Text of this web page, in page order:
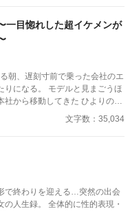
目惚れした超イケメンが
朝、遅刻寸前で乗った会社のエ
りになる。 モデルと見まごうほ
社から移動してきた ひよりの上
は29歳。日伊ハーフの気鋭のプ
一目惚れしたひよりだが、彼に
文字数：35,034
で終わりを迎える…突然の出会
的に性的表現・